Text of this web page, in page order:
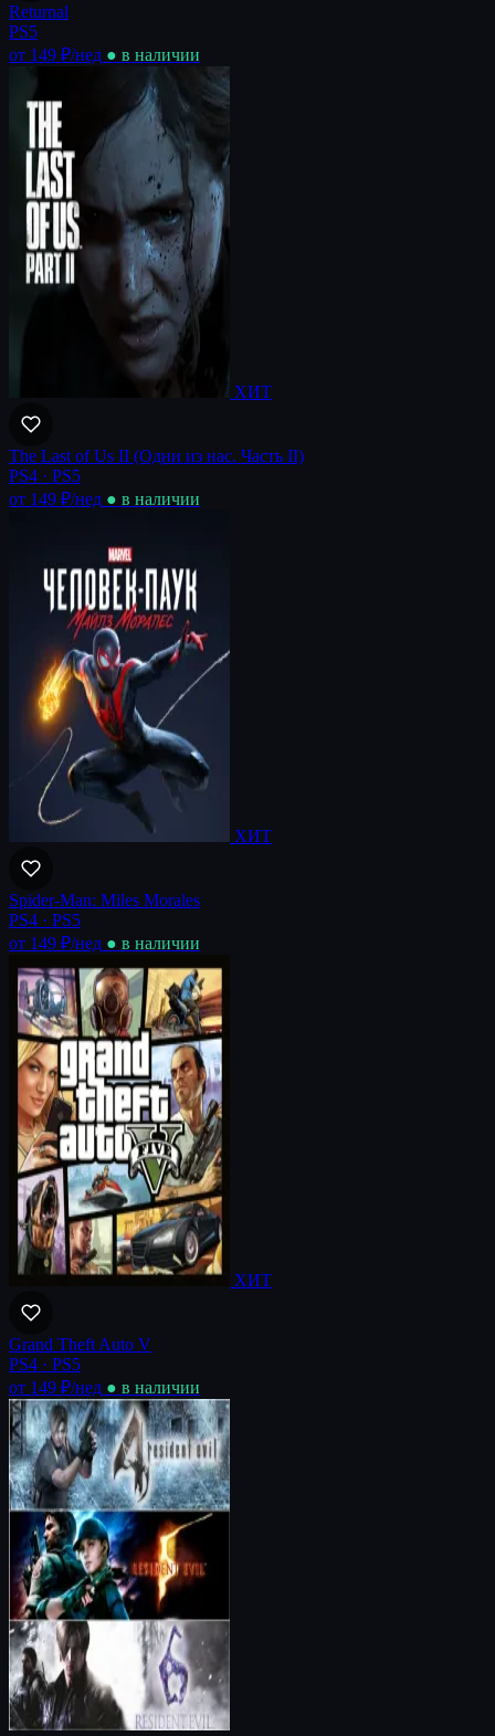
Returnal
PS5
от 149 ₽/нед ● в наличии
ХИТ
The Last of Us II (Одни из нас. Часть II)
PS4 · PS5
от 149 ₽/нед ● в наличии
ХИТ
Spider-Man: Miles Morales
PS4 · PS5
от 149 ₽/нед ● в наличии
ХИТ
Grand Theft Auto V
PS4 · PS5
от 149 ₽/нед ● в наличии